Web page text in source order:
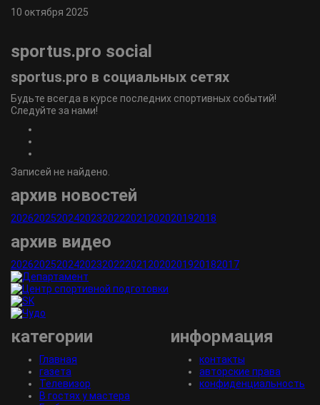
10 октября 2025
sportus.pro social
sportus.pro в социальных сетях
Будьте всегда в курсе последних спортивных событий!
Следуйте за нами!
Записей не найдено.
архив новостей
202620252024202320222021 202020192018
архив видео
202620252024202320222021 2020201920182017
категории
Главная
газета
Телевизор
В гостях у мастера
информация
контакты
авторские права
конфиденциальность